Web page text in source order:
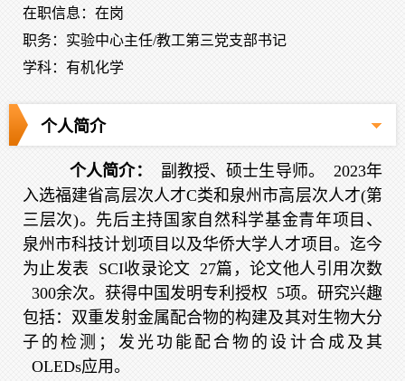
在职信息：在岗
职务：实验中心主任/教工第三党支部书记
学科：有机化学
个人简介
个人简介： 副教授、硕士生导师。 2023年
入选福建省高层次人才C类和泉州市高层次人才(第
三层次)。先后主持国家自然科学基金青年项目、
泉州市科技计划项目以及华侨大学人才项目。迄今
为止发表
SCI收录论文 27篇，论文他人引用次数
300余次。获得中国发明专利授权 5项。研究兴趣
包括：双重发射金属配合物的构建及其对生物大分
子的检测；发光功能配合物的设计合成及其
OLEDs应用。